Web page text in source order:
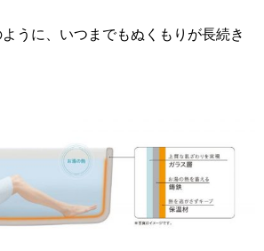
うに、いつまでもぬくもりが長続き